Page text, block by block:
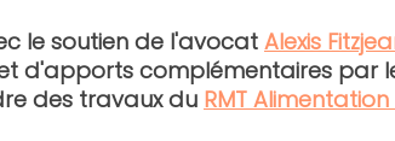
le soutien de l'avocat Alexis
d'apports complémentaires par
des travaux du RMT